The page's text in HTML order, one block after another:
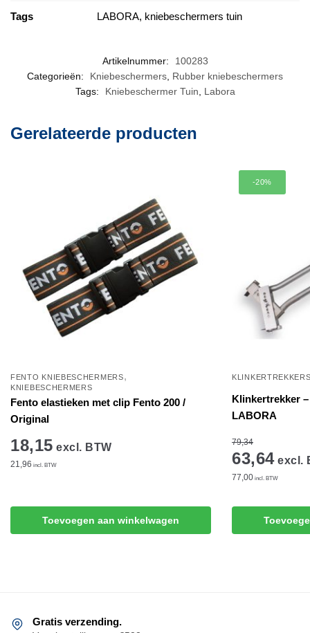
Tags LABORA, kniebeschermers tuin
Artikelnummer:
100283
Categorieën:
Kniebeschermers Rubber kniebeschermers
Tags:
Kniebeschermer Tuin Labora
Gerelateerde producten
FENTO KNIEBESCHERMERS,
KNIEBESCHERMERS
Fento elastieken met clip Fento 200 /
Original
18,15 excl. BTW
21,96 incl. BTW
Toevoegen aan winkelwagen
-20%
Klinkertrekker
LABORA
79,34
63,64excl.
77,00 incl. BTW
Gratis verzending.